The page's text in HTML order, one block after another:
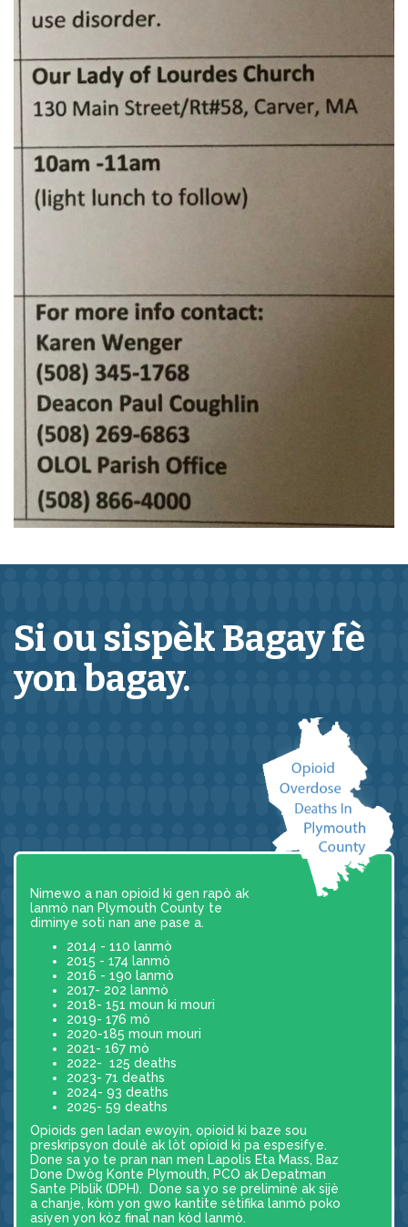
Si ou sispèkBagayfè
yon bagay.
Nimewo a nan opioid ki gen rapò ak
lanmò nan Plymouth County te
diminye soti nan ane pase a.
2014 - 110 lanmò
2015 - 174 lanmò
2016 - 190 lanmò
2017- 202 lanmò
2018- 151 moun ki mouri
2019- 176 mò
2020-185 moun mouri
2021- 167 mò
2022- 125 deaths
2023- 71 deaths
2024- 93 deaths
2025- 59 deaths
Opioids gen ladan ewoyin, opioid ki baze sou
preskripsyon doulè ak lòt opioid ki pa espesifye.
Done sa yo te pran nan men Lapolis Eta Mass, Baz
Done Dwòg Konte Plymouth, PCO ak Depatman
Sante Piblik (DPH). Done sa yo se preliminè ak sijè
a chanje, kòm yon gwo kantite sètifika lanmò poko
asiyen yon kòz final nan kòd lanmò.